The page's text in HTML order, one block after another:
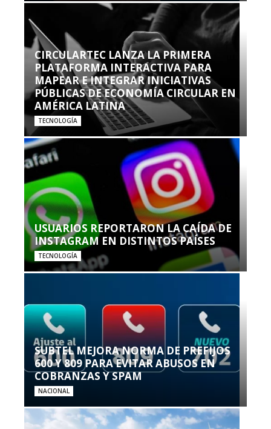
CIRCULARTEC LANZA LA PRIMERA
PLATAFORMA INTERACTIVA PARA
MAPEAR E INTEGRAR INICIATIVAS
PÚBLICAS DE ECONOMÍA CIRCULAR EN
AMÉRICA LATINA
TECNOLOGÍA
USUARIOS REPORTARON LA CAÍDA DE
INSTAGRAM EN DISTINTOS PAÍSES
TECNOLOGÍA
SUBTEL MEJORA NORMA DE PREFIJOS
600 Y 809 PARA EVITAR ABUSOS EN
COBRANZAS Y SPAM
NACIONAL